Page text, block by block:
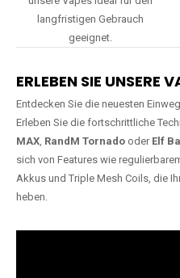
langfristigen Gebrauch
geeignet.
ERLEBEN SIE UNSERE
Entdecken Sie die neuesten
Erleben Sie die fortschrittliche
MAX, RandM Tornado oder Elf
sich von Features wie
Akkus und Triple Mesh Coils, die
heben.